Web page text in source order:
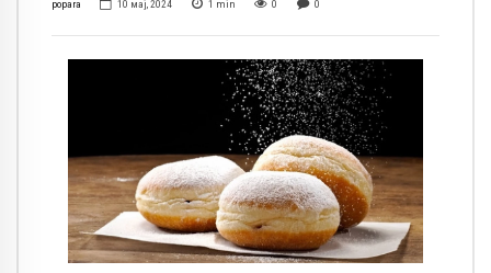
popara 10 мај, 2024 1 min 0 0